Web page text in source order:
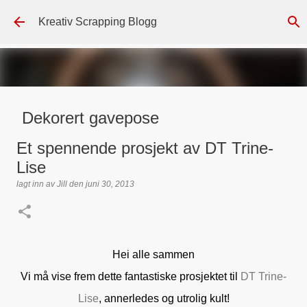
Gå til hovedinnhold
Kreativ Scrapping Blogg
Dekorert gavepose
GAVEPOSE / POSEKORT PAPIRDESIGN
TEKST KLISTREMERKER / STICKERS
Et spennende prosjekt av DT Trine-
Lise
lagt inn avJill den juni 30, 2013
Hei alle sammen
Vi må vise frem dette fantastiske prosjektet til
DT Trine-
Lise, annerledes og utrolig kult!